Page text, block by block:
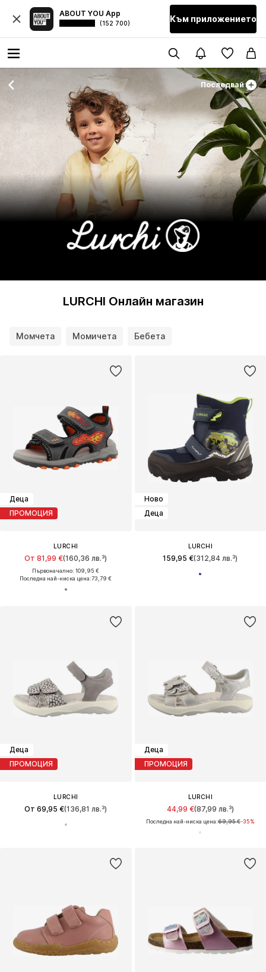
ABOUT YOU App
(152 700) Към приложението
Последвай
LURCHI Онлайн магазин
Момчета Момичета Бебета
Деца
ПРОМОЦИЯ
LURCHI
От 81,99 €(160,36 лв.³)
Първоначално: 109,95 €
Последна най-ниска цена:73,79 €
Ново
Деца
LURCHI
159,95 €(312,84 лв.³)
Деца
ПРОМОЦИЯ
LURCHI
От 69,95 €(136,81 лв.³)
Деца
ПРОМОЦИЯ
LURCHI
44,99 €(87,99 лв.³)
Последна най-ниска цена:69,95 €-35%